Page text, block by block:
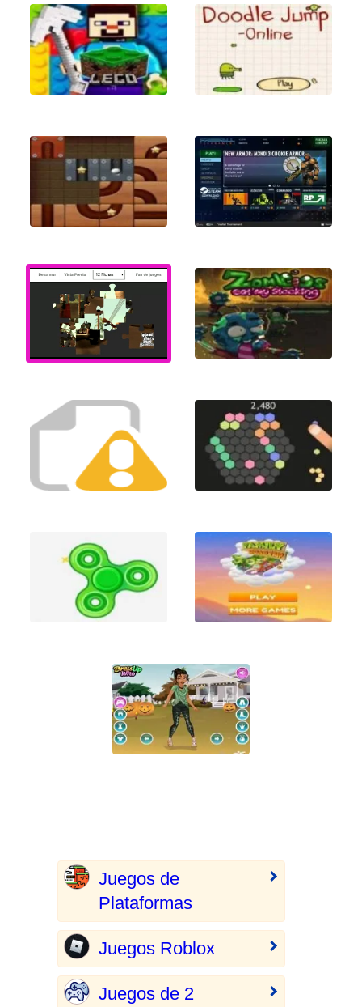
Juegos de
Plataformas
Juegos Roblox
Juegos de 2